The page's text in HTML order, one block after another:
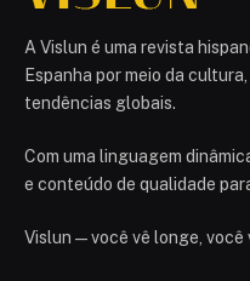
A Vislun é uma revista
Espanha por meio da
tendências globais.
Com uma linguagem
e conteúdo de qualidade
Vislun — você vê longe, você